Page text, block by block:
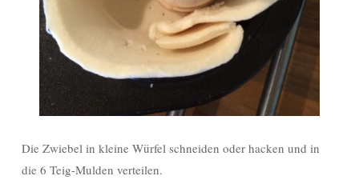
Die Zwiebel in kleine Würfel schneiden oder hacken und in
die 6 Teig-Mulden verteilen.